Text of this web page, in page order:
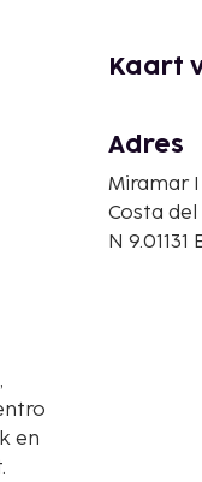
Kaart
Adres
Miramar
Costa
N 9.01131